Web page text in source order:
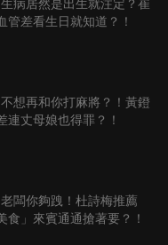
病居然是出生就注定？崔
管差看生日就知道？！
想再和你打麻將？！黃鐙
連丈母娘也得罪？！
闆你夠跩！杜詩梅推薦
食」來賓通通搶著要？！